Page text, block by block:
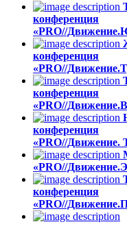
конференция
«PRO//
конференция
«PRO//
конференция
«PRO//
конференция
«PRO//Движение.
«PRO//
конференция
«PRO//